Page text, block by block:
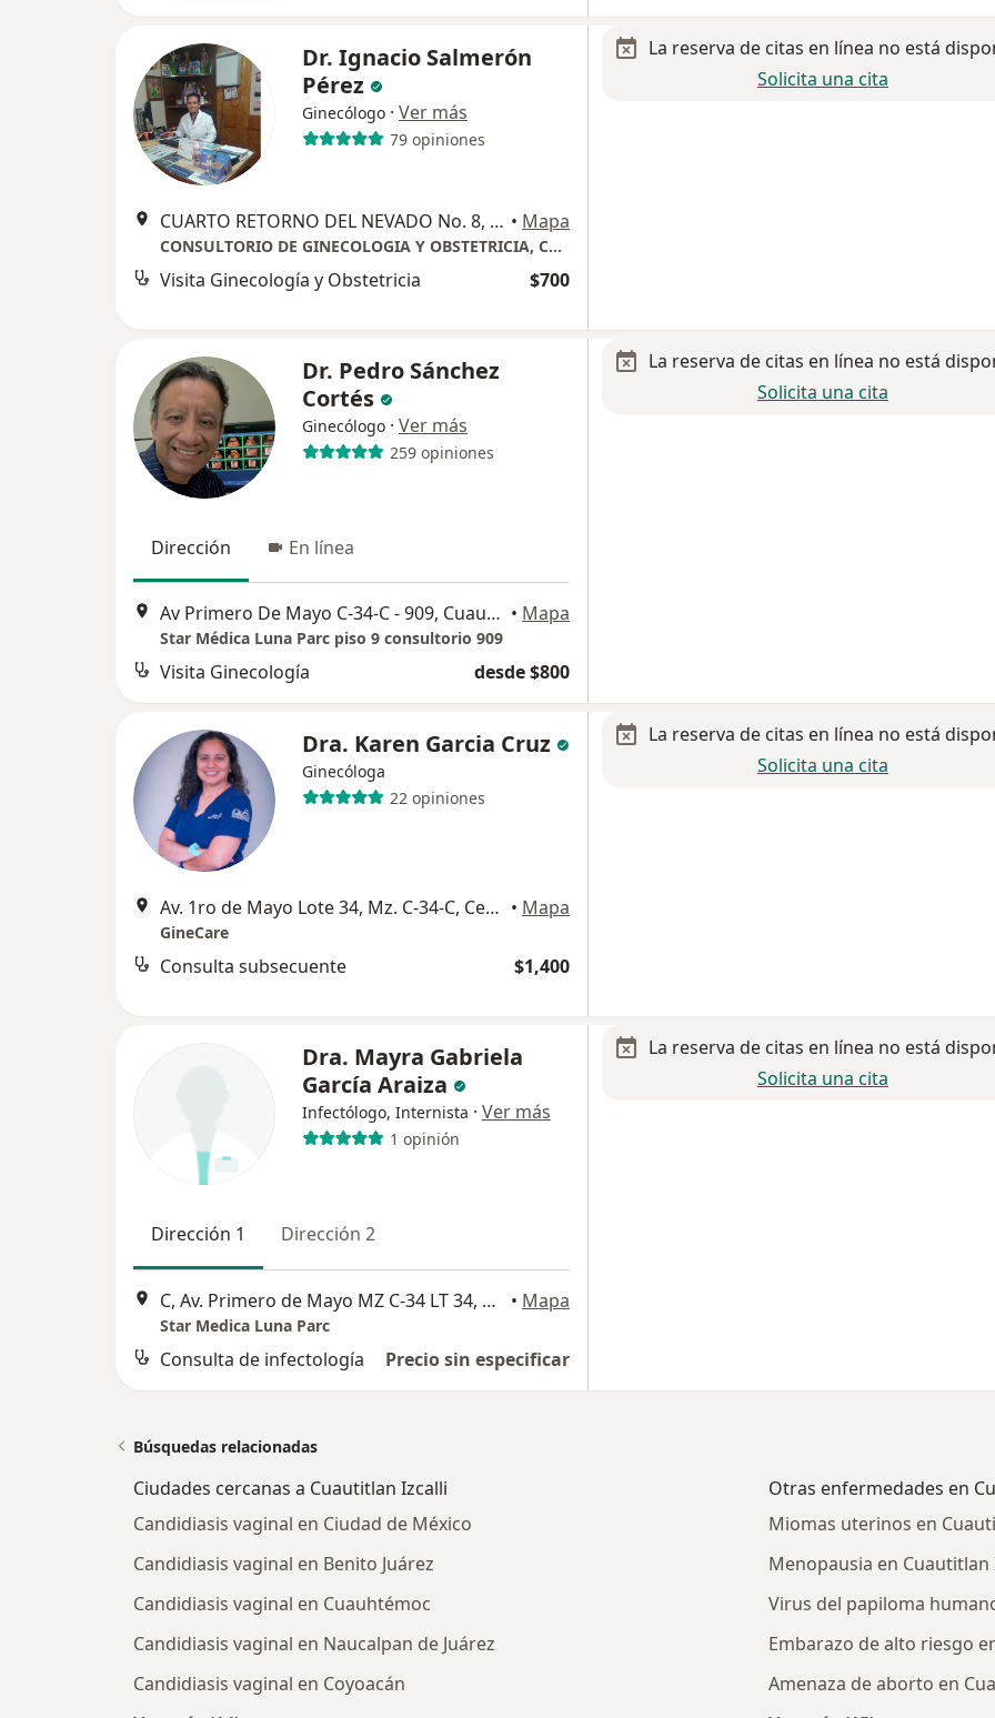
Dr. Ignacio Salmerón
Pérez
Ginecólogo · Ver más
79 opiniones
CUARTO RETORNO DEL NEVADO No. 8, COL. JARDINES DEL ALBA, Cuautitlan Izcalli • Mapa
CONSULTORIO DE GINECOLOGIA Y OBSTETRICIA, COLPOSCOPIA INTEGRAL
Visita Ginecología y Obstetricia $700
La reserva de citas en línea no está
Solicita una cita
Dr. Pedro Sánchez
Cortés
Ginecólogo · Ver más
259 opiniones
Dirección En línea
Av Primero De Mayo C-34-C - 909, Cuautitlan Izcalli • Mapa
Star Médica Luna Parc piso 9 consultorio 909
Visita Ginecología desde $800
La reserva de citas en línea no está
Solicita una cita
Dra. Karen Garcia Cruz
Ginecóloga
22 opiniones
Av. 1ro de Mayo Lote 34, Mz. C-34-C, Centro Urbano Pte, Cuautitlan Izcalli • Mapa
GineCare
Consulta subsecuente $1,400
La reserva de citas en línea no está
Solicita una cita
Dra. Mayra Gabriela
García Araiza
Infectólogo, Internista · Ver más
1 opinión
Dirección 1 Dirección 2
C, Av. Primero de Mayo MZ C-34 LT 34, Cumbria, Cuautitlan Izcalli • Mapa
Star Medica Luna Parc
Consulta de infectología Precio sin especificar
La reserva de citas en línea no está
Solicita una cita
Búsquedas relacionadas
Ciudades cercanas a Cuautitlan Izcalli
Candidiasis vaginal en Ciudad de México
Candidiasis vaginal en Benito Juárez
Candidiasis vaginal en Cuauhtémoc
Candidiasis vaginal en Naucalpan de Juárez
Candidiasis vaginal en Coyoacán
Otras enfermedades en
Miomas uterinos en
Menopausia en Cuautitlan
Virus del papiloma
Embarazo de alto riesgo
Amenaza de aborto en